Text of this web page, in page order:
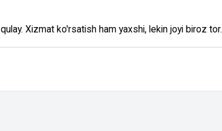
Xizmat ko'rsatish ham yaxshi, lekin joyi biroz tor.